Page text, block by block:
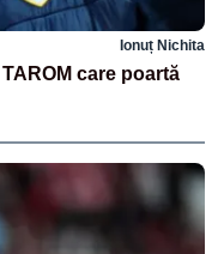
Ionuț Nichita
care poartă